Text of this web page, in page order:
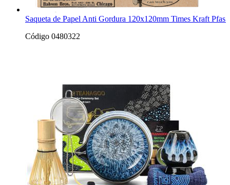
Saqueta de Papel Anti Gordura 120x120mm Times Kraft Pfas
Código 0480322